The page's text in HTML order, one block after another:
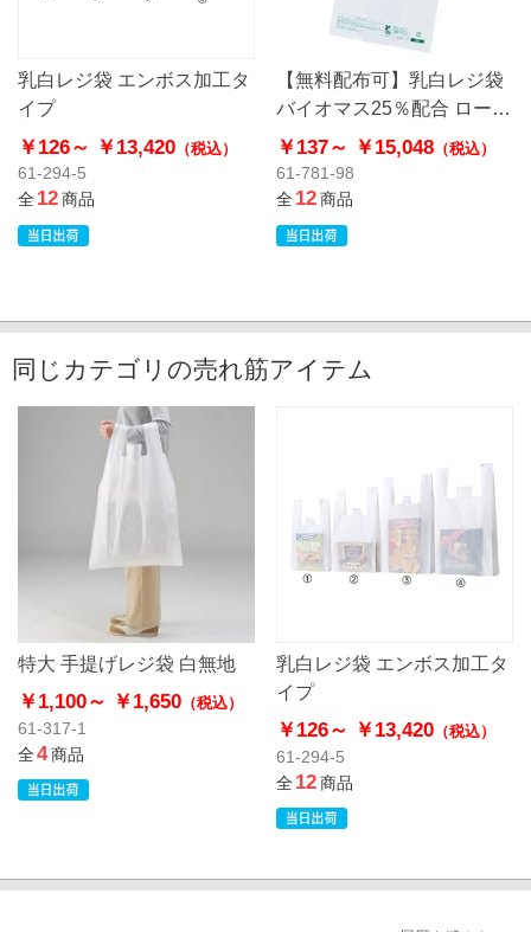
乳白レジ袋 エンボス加工タ
イプ
￥126～ ￥13,420 （税込）
61-294-5
全12商品
【無料配布可】乳白レジ袋
バイオマス25％配合 ローコ
ストタイプ
￥137～ ￥15,048（税込）
61-781-98
全12商品
同じカテゴリの売れ筋アイテム
特大 手提げレジ袋 白無地
￥1,100～ ￥1,650 （税込）
61-317-1
全4商品
乳白レジ袋 エンボス加工タ
イプ
￥126～ ￥13,420（税込）
61-294-5
全12商品